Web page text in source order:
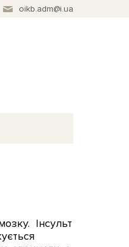
oikb.adm@i.ua
Інсульт